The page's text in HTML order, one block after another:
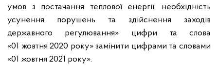
умов з постачання теплової енергії, необхідність
усунення порушень та здійснення заходів
державного регулювання» цифри та слова
«01 жовтня 2020 року» замінити цифрами та словами
«01 жовтня 2021 року».